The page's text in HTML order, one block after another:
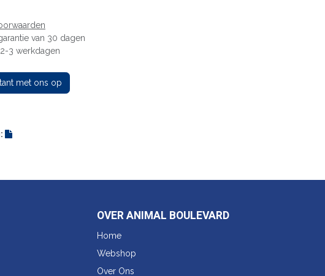
van 30 dagen
3 werkdagen
met ons op
OVER ANIMAL BOULEVARD
Home
Webshop
Over Ons